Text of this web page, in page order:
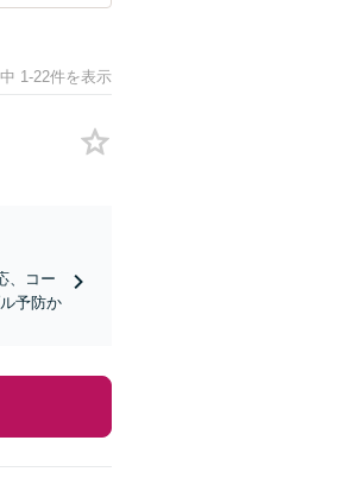
1-22件を表示
、コー
予防か